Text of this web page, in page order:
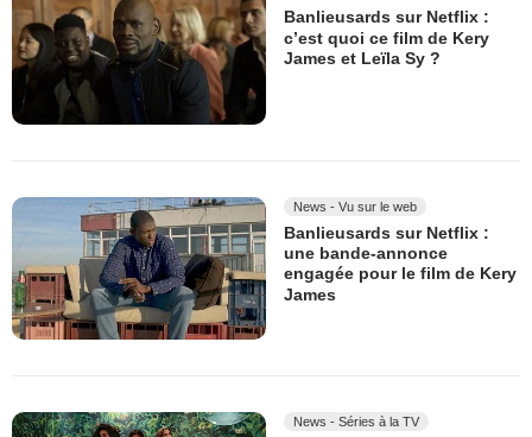
Banlieusards sur Netflix :
c’est quoi ce film de Kery
James et Leïla Sy ?
News - Vu sur le web
Banlieusards sur Netflix :
une bande-annonce
engagée pour le film de Kery
James
News - Séries à la TV